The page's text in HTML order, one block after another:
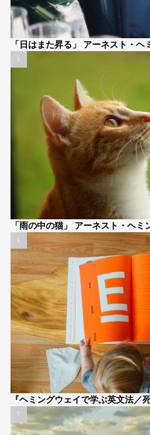
「日はまた昇る」 アーネスト・ヘ
「雨の中の猫」 アーネスト・ヘミ
『ヘミングウェイで学ぶ英文法／